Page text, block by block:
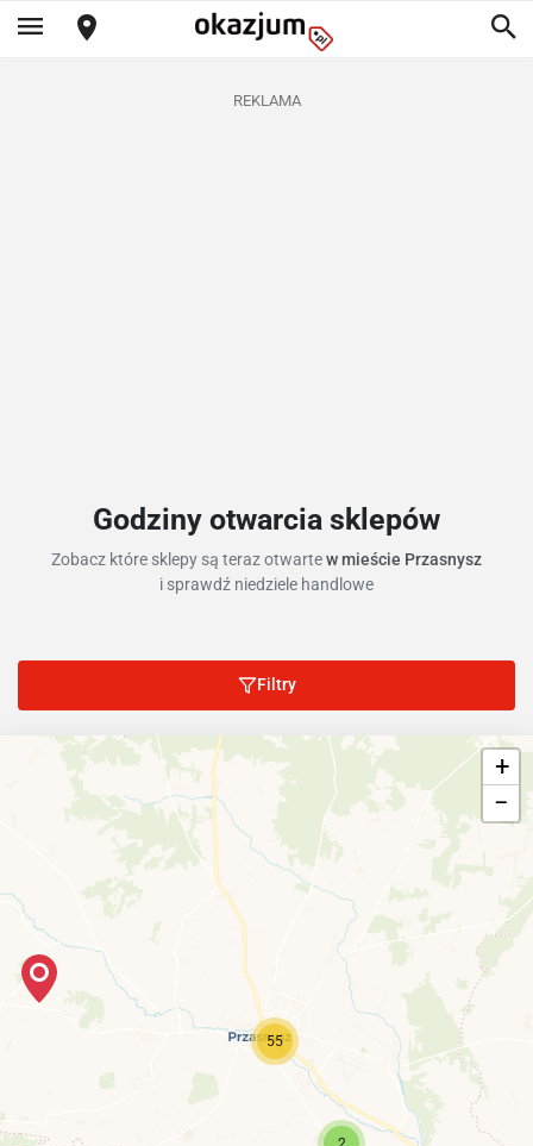
REKLAMA
Godziny otwarcia sklepów
Zobacz które sklepy są teraz otwartew mieście Przasnysz
i sprawdź niedziele handlowe
Filtry
55
+
−